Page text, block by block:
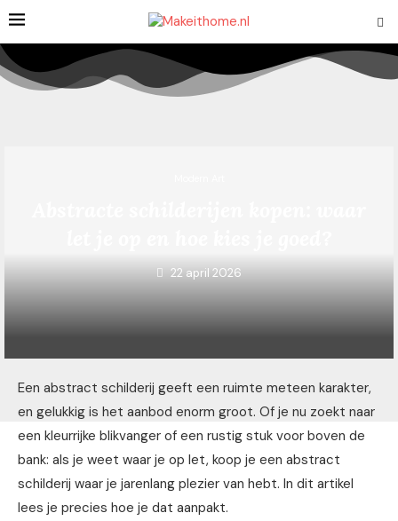
22 april 2026
Een abstract schilderij geeft een ruimte meteen karakter,
en gelukkig is het aanbod enorm groot. Of je nu zoekt naar
een kleurrijke blikvanger of een rustig stuk voor boven de
bank: als je weet waar je op let, koop je een abstract
schilderij waar je jarenlang plezier van hebt. In dit artikel
lees je precies hoe je dat aanpakt.